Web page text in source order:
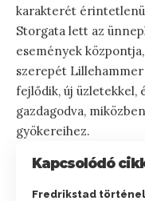
karakterét
Storgata lett az
események
szerepét
fejlődik, új üzletekkel,
gazdagodva,
gyökereihez.
Kapcsolódó
Fredrikstad